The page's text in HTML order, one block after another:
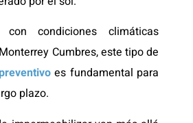
condiciones climáticas
Cumbres, este tipo de
es fundamental para
plazo.